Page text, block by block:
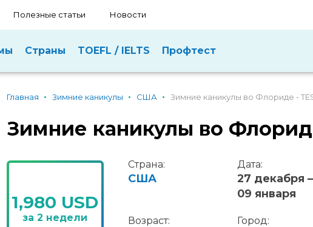
Полезные статьи Новости
Страны TOEFL / IELTS Профтест
Главная Зимние каникулы США Зимние каникулы во Флориде -
Зимние каникулы во
1,980 USD
за 2 недели
Страна:
США
Дата:
27 декабря
09 января
Возраст: Город: